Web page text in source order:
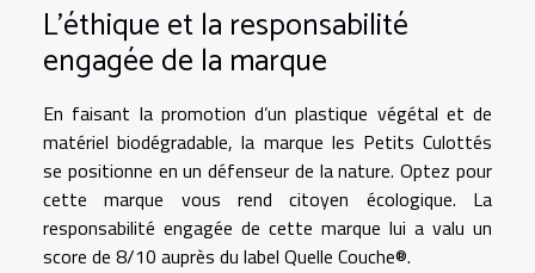
L’éthique et la responsabilité
engagée de la marque
En faisant la promotion d’un plastique végétal et de
matériel biodégradable, la marque les Petits Culottés
se positionne en un défenseur de la nature. Optez pour
cette marque vous rend citoyen écologique. La
responsabilité engagée de cette marque lui a valu un
score de 8/10 auprès du label Quelle Couche®.